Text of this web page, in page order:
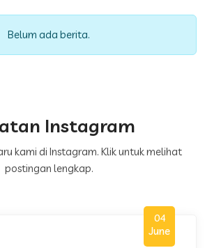
Belum ada berita.
Instagram
kami di Instagram. Klik untuk melihat
postingan lengkap.
04
June